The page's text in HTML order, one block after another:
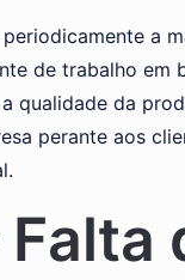
periodicamente a
de trabalho em
qualidade da
perante aos